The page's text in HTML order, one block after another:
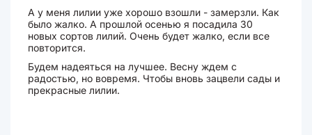
А у меня лилии уже хорошо взошли - замерзли. Как
было жалко. А прошлой осенью я посадила 30
новых сортов лилий. Очень будет жалко, если все
повторится.
Будем надеяться на лучшее. Весну ждем с
радостью, но вовремя. Чтобы вновь зацвели сады и
прекрасные лилии.